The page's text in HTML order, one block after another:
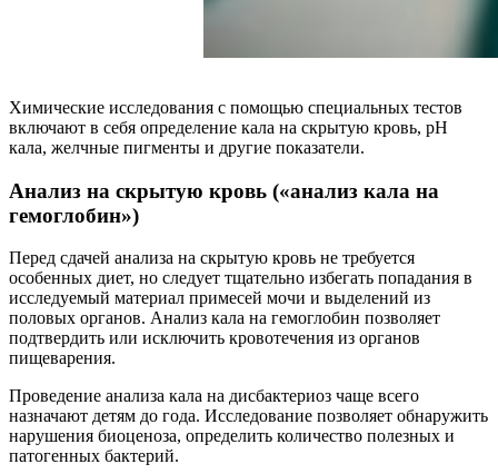
Химические исследования с помощью специальных тестов
включают в себя определение кала на скрытую кровь, pH
кала, желчные пигменты и другие показатели.
Анализ на скрытую кровь («анализ кала на
гемоглобин»)
Перед сдачей анализа на скрытую кровь не требуется
особенных диет, но следует тщательно избегать попадания в
исследуемый материал примесей мочи и выделений из
половых органов. Анализ кала на гемоглобин позволяет
подтвердить или исключить кровотечения из органов
пищеварения.
Проведение анализа кала на дисбактериоз чаще всего
назначают детям до года. Исследование позволяет обнаружить
нарушения биоценоза, определить количество полезных и
патогенных бактерий.